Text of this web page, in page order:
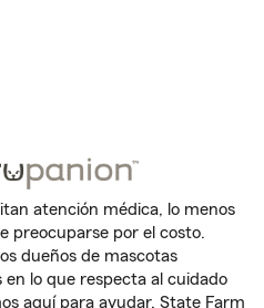
atención médica, lo menos
preocuparse por el costo.
dueños de mascotas
lo que respecta al cuidado
aquí para ayudar. State Farm